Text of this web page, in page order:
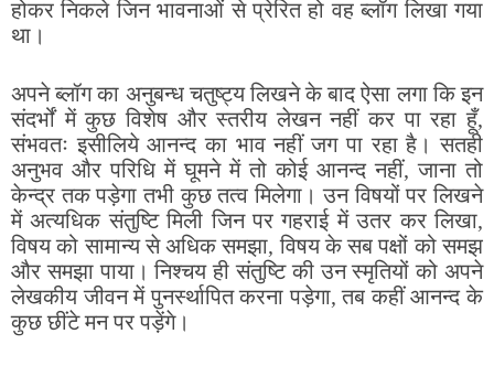
होकर निकले जिन भावनाओं से प्रेरित हो वह ब्लॉग लिखा गया
था।
अपने ब्लॉग का अनुबन्ध चतुष्ट्य लिखने के बाद ऐसा लगा कि इन
संदर्भों में कुछ विशेष और स्तरीय लेखन नहीं कर पा रहा हूँ,
संभवतः इसीलिये आनन्द का भाव नहीं जग पा रहा है। सतही
अनुभव और परिधि में घूमने में तो कोई आनन्द नहीं, जाना तो
केन्द्र तक पड़ेगा तभी कुछ तत्व मिलेगा। उन विषयों पर लिखने
में अत्यधिक संतुष्टि मिली जिन पर गहराई में उतर कर लिखा,
विषय को सामान्य से अधिक समझा, विषय के सब पक्षों को समझ
और समझा पाया। निश्चय ही संतुष्टि की उन स्मृतियों को अपने
लेखकीय जीवन में पुनर्स्थापित करना पड़ेगा, तब कहीं आनन्द के
कुछ छींटे मन पर पड़ेंगे।